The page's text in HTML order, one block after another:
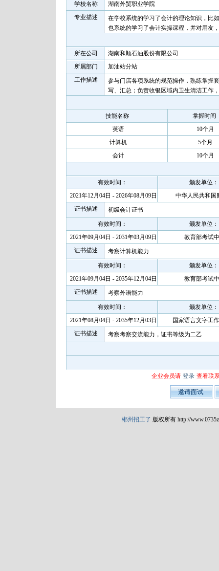
学校名称
湖南外贸职业学院
专业描述
在学校系统的学习了会计的理论知识，比
也系统的学习了会计实操课程，并对用友
所在公司
湖南和顺石油股份有限公司
所属部门
加油站分站
工作描述
参与门店各项系统的规范操作，熟练掌握
写、汇总；负责收银区域内卫生清洁工作
技能名称
掌握时间
英语
10个月
计算机
5个月
会计
10个月
有效时间：
颁发单位：
2021年12月04日 - 2026年08月09日
中华人民共和国
证书描述
初级会计证书
有效时间：
颁发单位：
2021年09月04日 - 2031年03月09日
教育部考试
证书描述
考察计算机能力
有效时间：
颁发单位：
2021年09月04日 - 2035年12月04日
教育部考试
证书描述
考察外语能力
有效时间：
颁发单位：
2021年08月04日 - 2035年12月03日
国家语言文字工
证书描述
考察考察交流能力，证书等级为二乙
企业会员请 登录 查看联
郴州招工了 版权所有 http://